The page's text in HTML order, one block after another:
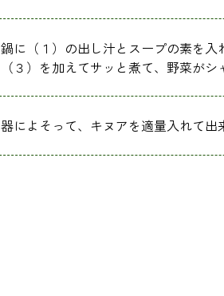
鍋に（１）の出し汁とスープの素を入
（３）を加えてサッと煮て、野菜が
器によそって、キヌアを適量入れて出